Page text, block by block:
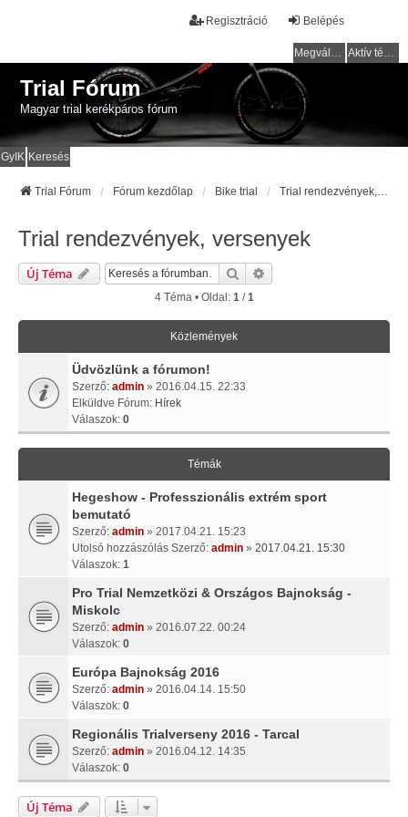
Belépés
Regisztráció
Megválaszolatlan témák Aktív témák
Trial Fórum
Magyar trial kerékpáros fórum
GyIK Keresés
Trial Fórum Fórum kezdőlap Bike trial
Trial rendezvények, versenyek
Új Téma Keresés
4 Téma • Oldal: 1 /1
Közlemények
Üdvözlünk a fórumon!
Szerző: admin » 2016.04.15. 22:33
Elküldve Fórum: Hírek
Válaszok: 0
Témák
Hegeshow - Professzionális extrém sport
bemutató
Szerző: admin » 2017.04.21. 15:23
Utolsó hozzászólás Szerző: admin » 2017.04.21. 15:30
Válaszok: 1
Pro Trial Nemzetközi & Országos Bajnokság -
Miskolc
Szerző: admin » 2016.07.22. 00:24
Válaszok: 0
Európa Bajnokság 2016
Szerző: admin » 2016.04.14. 15:50
Válaszok: 0
Regionális Trialverseny 2016 - Tarcal
Szerző: admin » 2016.04.12. 14:35
Válaszok: 0
Új Téma